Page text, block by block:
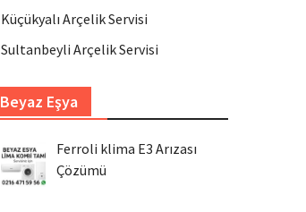
Küçükyalı Arçelik Servisi
Sultanbeyli Arçelik Servisi
Beyaz Eşya
Ferroli klima E3 Arızası
Çözümü